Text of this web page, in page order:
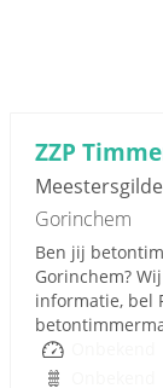
ZZP
Meestersgilde
Gorinchem
Ben jij
Gorinchem?
informatie, bel